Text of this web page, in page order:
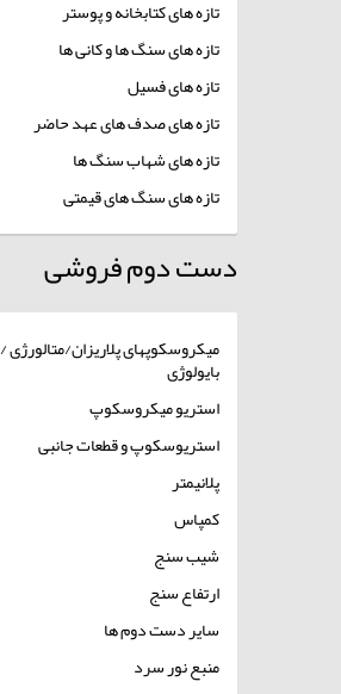
تازه های کتابخانه و پوستر
تازه های سنگ ها و کانی ها
تازه های فسیل
تازه های صدف های عهد حاضر
تازه های شهاب سنگ ها
تازه های سنگ های قیمتی
دست دوم فروشی
میکروسکوپهای پلاریزان/متالورژی /
بایولوژی
استریو میکروسکوپ
استریوسکوپ و قطعات جانبی
پلانیمتر
کمپاس
شیب سنج
ارتفاع سنج
سایر دست دوم ها
منبع نور سرد